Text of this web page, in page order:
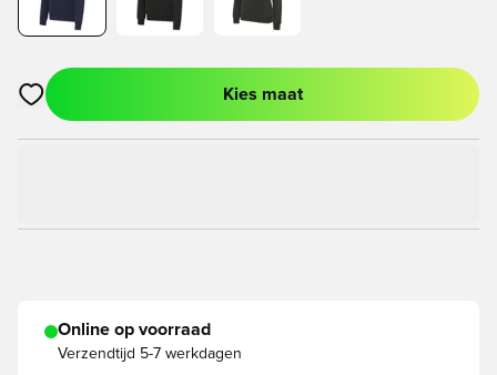
Opent een venster om in te loggen of je aan te melden als lid
Kies maat
Online op voorraad
Verzendtijd 5-7 werkdagen